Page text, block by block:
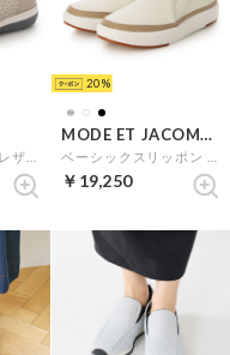
20
MODE ET JACOMO D'ICI
￥19,250